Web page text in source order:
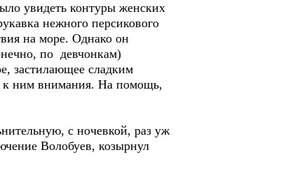
увидеть контуры женских
нежного персикового
на море. Однако он
по девчонкам)
застилающее сладким
к ним внимания. На помощь,
с ночевкой, раз уж
Волобуев, козырнул